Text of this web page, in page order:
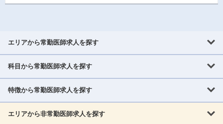
エリアから常勤医師求人を探す
北海道・東北
北海道 青森県 岩手県
科目から常勤医師求人を探す
内科系
消化器科 呼吸器科
特徴から常勤医師求人を探す
救急対応なし 女性医師歓迎
エリアから非常勤医師求人を探す